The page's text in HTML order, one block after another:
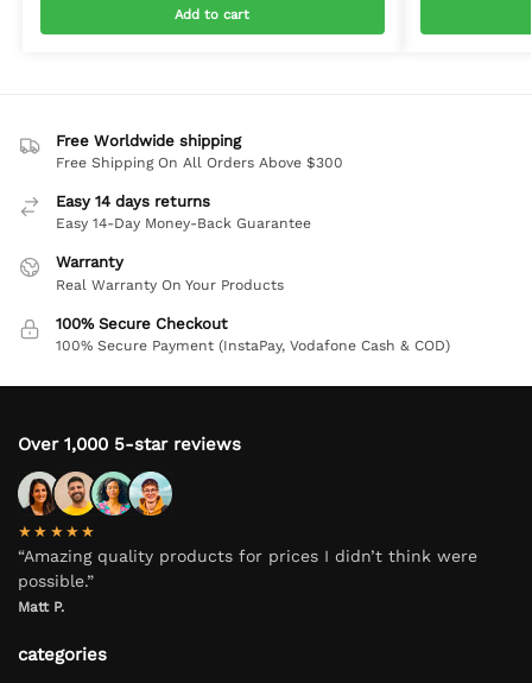
Add to cart
Free Worldwide shipping
Free Shipping On All Orders Above $300
Easy 14 days returns
Easy 14-Day Money-Back Guarantee
Warranty
Real Warranty On Your Products
100% Secure Checkout
100% Secure Payment (InstaPay, Vodafone Cash & COD)
Over 1,000 5-star reviews
★★★★★
“Amazing quality products for prices I didn’t think were
possible.”
Matt P.
categories